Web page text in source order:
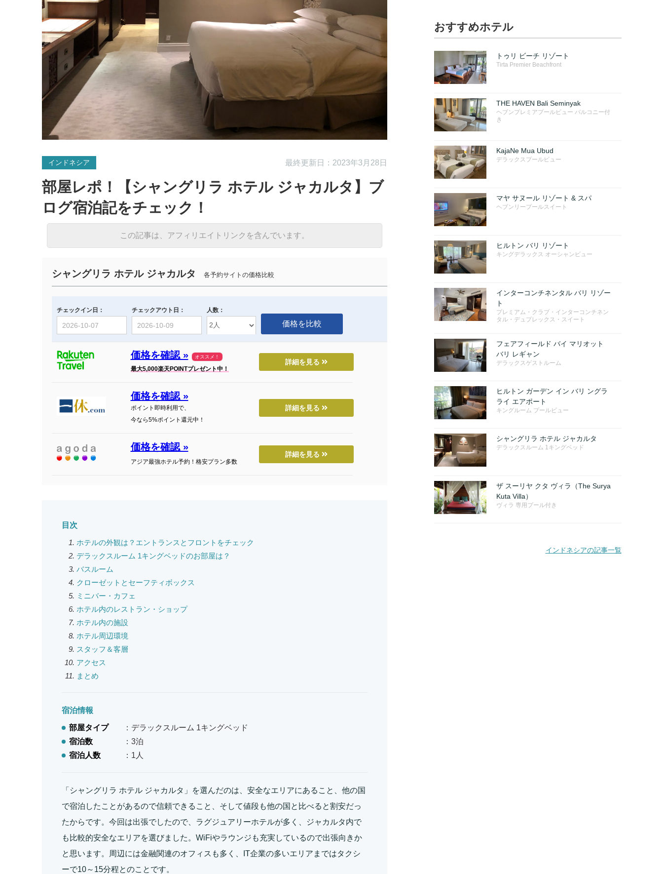
インドネシア 最終更新日：2023年3月28日
部屋レポ！【シャングリラ ホテル ジャカルタ】ブ
ログ宿泊記をチェック！
この記事は、アフィリエイトリンクを含んでいます。
シャングリラ ホテル ジャカルタ 各予約サイトの価格比較
チェックイン日： チェックアウト日： 人数：
価格を確認 » オススメ！
最大5,000楽天POINTプレゼント中！
詳細を見る
価格を確認 »
ポイント即時利用で、
今なら5%ポイント還元中！
詳細を見る
価格を確認 »
アジア最強ホテル予約！格安プラン多数
詳細を見る
目次
ホテルの外観は？エントランスとフロントをチェック
デラックスルーム 1キングベッドのお部屋は？
バスルーム
クローゼットとセーフティボックス
ミニバー・カフェ
ホテル内のレストラン・ショップ
ホテル内の施設
ホテル周辺環境
スタッフ＆客層
アクセス
まとめ
宿泊情報
部屋タイプ
：デラックスルーム 1キングベッド
宿泊数
：3泊
宿泊人数
：1人
「シャングリラ ホテル ジャカルタ」を選んだのは、安全なエリアにあること、他の国
で宿泊したことがあるので信頼できること、そして値段も他の国と比べると割安だっ
たからです。今回は出張でしたので、ラグジュアリーホテルが多く、ジャカルタ内で
も比較的安全なエリアを選びました。WiFiやラウンジも充実しているので出張向きか
と思います。周辺には金融関連のオフィスも多く、IT企業の多いエリアまではタクシ
ーで10～15分程とのことです。
おすすめホテル
トゥリ ビーチ リゾート
Tirta Premier Beachfront
THE HAVEN Bali Seminyak
ヘブンプレミアプールビュー バルコニー付
き
KajaNe Mua Ubud
デラックスプールビュー
マヤ サヌール リゾート & スパ
ヘブンリープールスイート
ヒルトン バリ リゾート
キングデラックス オーシャンビュー
インターコンチネンタル バリ リゾー
ト
プレミアム・クラブ・インターコンチネン
タル・デュプレックス・スイート
フェアフィールド バイ マリオット
バリ レギャン
デラックスゲストルーム
ヒルトン ガーデン イン バリ ングラ
ライ エアポート
キングルーム プールビュー
シャングリラ ホテル ジャカルタ
デラックスルーム 1キングベッド
ザ スーリヤ クタ ヴィラ（The Surya
Kuta Villa）
ヴィラ 専用プール付き
インドネシアの記事一覧